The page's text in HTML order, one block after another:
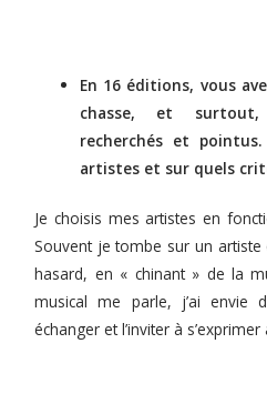
En 16 éditions, vous
chasse, et
recherchés et
artistes et sur quels
Je choisis mes artistes en
Souvent je tombe sur un
hasard, en « chinant » de la
musical me parle, j’ai envie
échanger et l’inviter à